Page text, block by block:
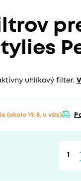
uhlíkový filter.
(okolo 19. 8. u vás)